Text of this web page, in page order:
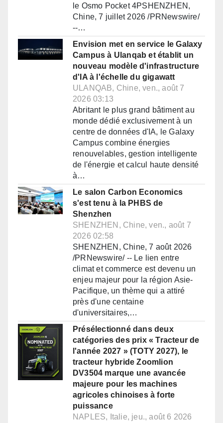
le Osmo Pocket 4PSHENZHEN,
Chine, 7 juillet 2026 /PRNewswire/
--…
Envision met en service le Galaxy
Campus à Ulanqab et établit un
nouveau modèle d'infrastructure
d'IA à l'échelle du gigawatt
ULANQAB, Chine, ven., août 7
2026 03:13
Abritant le plus grand bâtiment au
monde dédié exclusivement à un
centre de données d'IA, le Galaxy
Campus combine énergies
renouvelables, gestion intelligente
de l'énergie et calcul haute densité
à…
Le salon Carbon Economics
s'est tenu à la PHBS de
Shenzhen
SHENZHEN, Chine, ven., août 7
2026 02:58
SHENZHEN, Chine, 7 août 2026
/PRNewswire/ -- Le lien entre
climat et commerce est devenu un
enjeu majeur pour la région Asie-
Pacifique, un thème qui a attiré
près d'une centaine
d'universitaires,…
Présélectionné dans deux
catégories des prix « Tracteur de
l'année 2027 » (TOTY 2027), le
tracteur hybride Zoomlion
DV3504 marque une avancée
majeure pour les machines
agricoles chinoises à forte
puissance
NAPLES, Italie, jeu., août 6 2026